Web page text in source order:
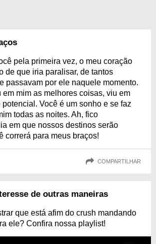
pela primeira vez, o meu coração
de que iria paralisar, de tantos
passavam por ele naquele momento.
em mim as melhores coisas, viu em
potencial. Você é um sonho e se faz
todas as noites. Ah, fico
em que nossos destinos serão
correrá para meus braços!
COMPARTILHAR
de outras maneiras
que está afim do crush mandando
ele? Confira nossa playlist!